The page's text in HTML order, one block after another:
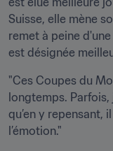
Suisse, elle mène
remet à peine
est désignée
"Ces Coupes du
longtemps. Parfois,
qu’en y repensant,
l’émotion."